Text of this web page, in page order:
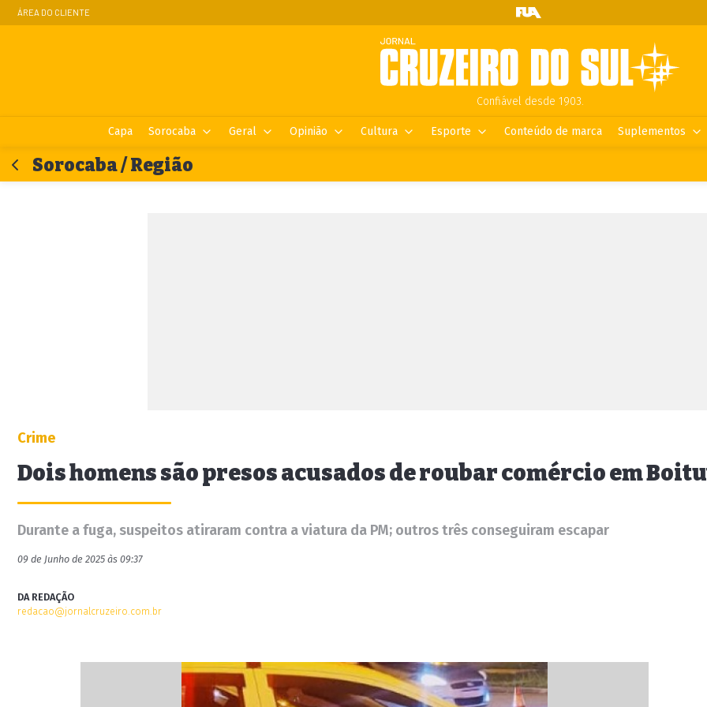
ÁREA DO CLIENTE
Confiável desde 1903.
Capa Sorocaba Geral Opinião Cultura Esporte Conteúdo de marca Suplementos
Sorocaba / Região
Crime
Dois homens são presos acusados de roubar comércio em
Durante a fuga, suspeitos atiraram contra a viatura da PM; outros três conseguiram escapar
09 de Junho de 2025 às 09:37
DA REDAÇÃO
redacao@jornalcruzeiro.com.br